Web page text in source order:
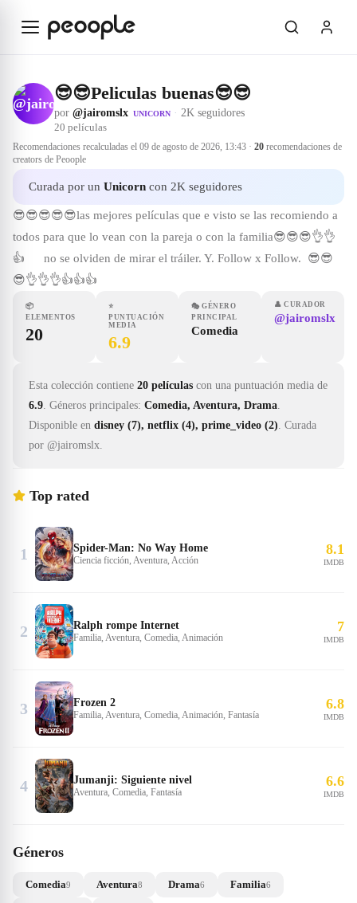
😎😎Peliculas buenas😎😎
por @jairomslx UNICORN · 2K seguidores
20 películas
Recomendaciones recalculadas el 09 de agosto de 2026, 13:43 · 20 recomendaciones de
creators de Peoople
Curada por un Unicorn con 2K seguidores
😎😎😎😎😎las mejores películas que e visto se las recomiendo a
todos para que lo vean con la pareja o con la familia😎😎😎👌👌
👍 no se olviden de mirar el tráiler. Y. Follow x Follow. 😎😎
😎👌👌👌👍👍👍
📦
ELEMENTOS
20
⭐
PUNTUACIÓN
MEDIA
6.9
🎭 GÉNERO
PRINCIPAL
Comedia
👤 CURADOR
@jairomslx
Esta colección contiene 20 películas con una puntuación media de
6.9. Géneros principales: Comedia, Aventura, Drama.
Disponible en disney (7), netflix (4), prime_video (2). Curada
por @jairomslx.
Top rated
1 Spider-Man: No Way Home
Ciencia ficción, Aventura, Acción
8.1
IMDB
2 Ralph rompe Internet
Familia, Aventura, Comedia, Animación
7
IMDB
3 Frozen 2
Familia, Aventura, Comedia, Animación, Fantasía
6.8
IMDB
4 Jumanji: Siguiente nivel
Aventura, Comedia, Fantasía
6.6
IMDB
Géneros
Comedia9 Aventura8 Drama6 Familia6